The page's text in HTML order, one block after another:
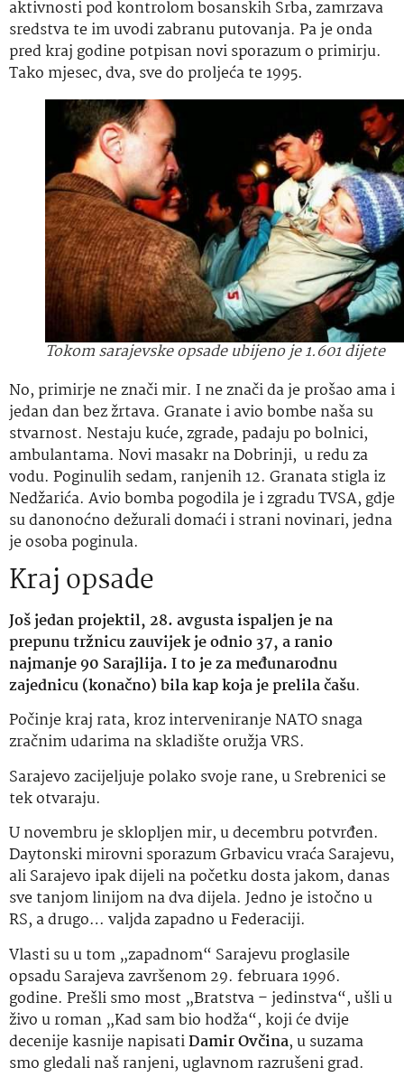
aktivnosti pod kontrolom bosanskih Srba, zamrzava
sredstva te im uvodi zabranu putovanja. Pa je onda
pred kraj godine potpisan novi sporazum o primirju.
Tako mjesec, dva, sve do proljeća te 1995.
Tokom sarajevske opsade ubijeno je 1.601 dijete
No, primirje ne znači mir. I ne znači da je prošao ama i
jedan dan bez žrtava. Granate i avio bombe naša su
stvarnost. Nestaju kuće, zgrade, padaju po bolnici,
ambulantama. Novi masakr na Dobrinji, u redu za
vodu. Poginulih sedam, ranjenih 12. Granata stigla iz
Nedžarića. Avio bomba pogodila je i zgradu TVSA, gdje
su danonoćno dežurali domaći i strani novinari, jedna
je osoba poginula.
Kraj opsade
Još jedan projektil, 28. avgusta ispaljen je na
prepunu tržnicu zauvijek je odnio 37, a ranio
najmanje 90 Sarajlija. I to je za međunarodnu
zajednicu (konačno) bila kap koja je prelila čašu.
Počinje kraj rata, kroz interveniranje NATO snaga
zračnim udarima na skladište oružja VRS.
Sarajevo zacijeljuje polako svoje rane, u Srebrenici se
tek otvaraju.
U novembru je sklopljen mir, u decembru potvrđen.
Daytonski mirovni sporazum Grbavicu vraća Sarajevu,
ali Sarajevo ipak dijeli na početku dosta jakom, danas
sve tanjom linijom na dva dijela. Jedno je istočno u
RS, a drugo… valjda zapadno u Federaciji.
Vlasti su u tom „zapadnom“ Sarajevu proglasile
opsadu Sarajeva završenom 29. februara 1996.
godine. Prešli smo most „Bratstva – jedinstva“, ušli u
živo u roman „Kad sam bio hodža“, koji će dvije
decenije kasnije napisatiDamir Ovčina, u suzama
smo gledali naš ranjeni, uglavnom razrušeni grad.